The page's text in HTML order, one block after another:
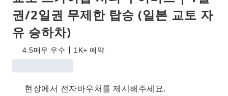
권/2일권 무제한 탑승 (일본 교토 자
유 승하차)
4.5매우 우수 1K+ 예약
현장에서 전자바우처를 제시해주세요.